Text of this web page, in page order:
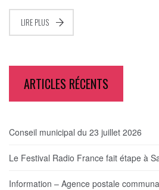
LIRE PLUS
ARTICLES RÉCENTS
Conseil municipal du 23 juillet 2026
Le Festival Radio France fait étape à
Information – Agence postale